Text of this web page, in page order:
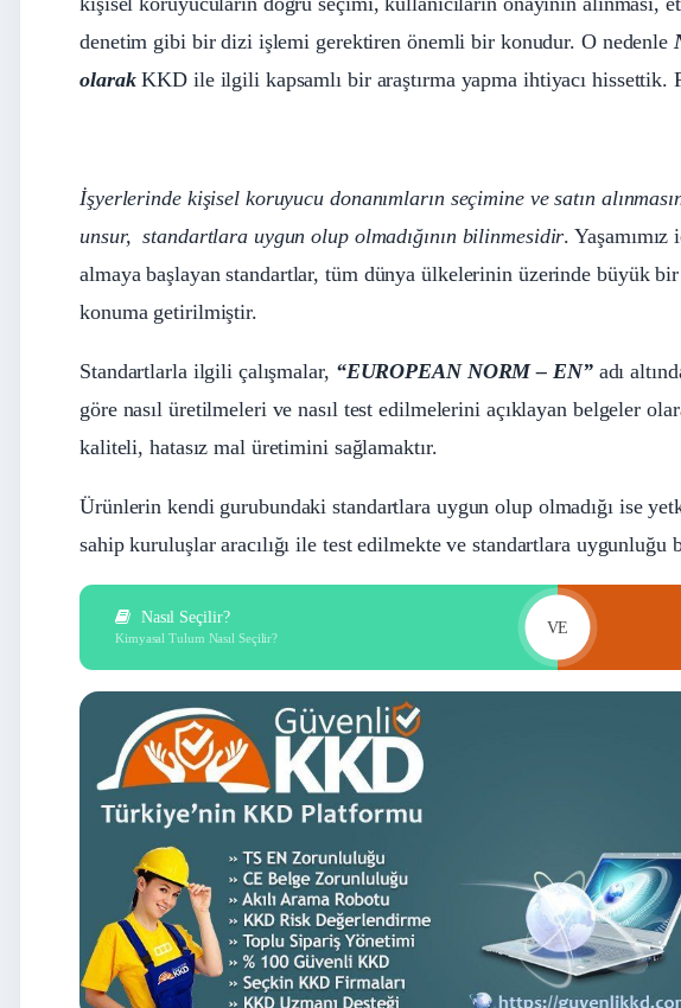
denetim gibi bir dizi işlemi gerektiren önemli bir konudur. O nedenle
olarakKKD ile ilgili kapsamlı bir araştırma yapma ihtiyacı hissettik.
İşyerlerinde kişisel koruyucu donanımların seçimine ve satın
unsur, standartlara uygun olup olmadığının bilinmesidir.
almaya başlayan standartlar, tüm dünya ülkelerinin üzerinde büyük
konuma getirilmiştir.
Standartlarla ilgili çalışmalar, “EUROPEAN NORM – EN”adı
göre nasıl üretilmeleri ve nasıl test edilmelerini açıklayan belgeler
kaliteli, hatasız mal üretimini sağlamaktır.
Ürünlerin kendi gurubundaki standartlara uygun olup olmadığı ise
sahip kuruluşlar aracılığı ile test edilmekte ve standartlara uygunluğu
Nasıl Seçilir?
Kimyasal Tulum Nasıl Seçilir?
VE